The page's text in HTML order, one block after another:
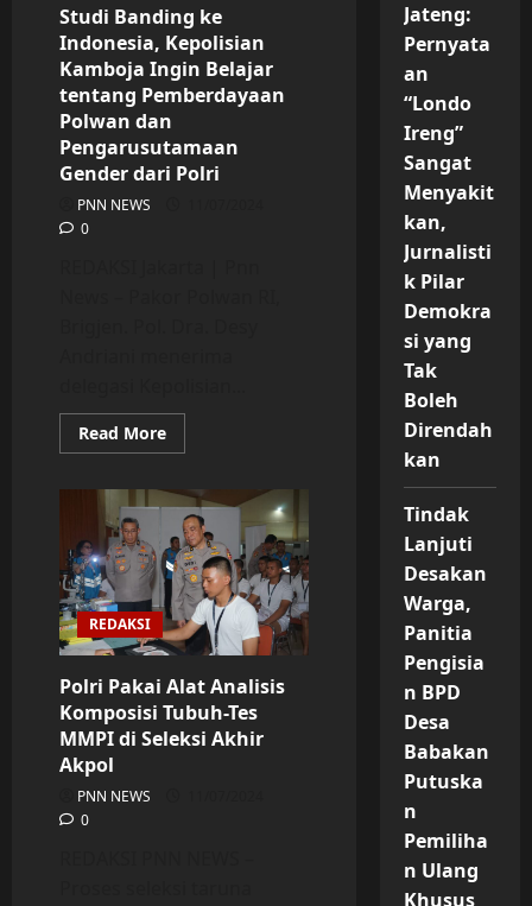
Studi Banding ke
Indonesia, Kepolisian
Kamboja Ingin Belajar
tentang Pemberdayaan
Polwan dan
Pengarusutamaan
Gender dari Polri
PNN NEWS
0
Read MoreRead
more
Banding
ke
Indonesia,
Kepolisian
Kamboja
Ingin
Belajar
tentang
Pemberdayaan
Polwan
Pengarusutamaan
Gender
dari
Polri
REDAKSI
Polri Pakai Alat Analisis
Komposisi Tubuh-Tes
MMPI di Seleksi Akhir
Akpol
PNN NEWS
0
Jateng:
Pernyata
an
“Londo
Ireng”
Sangat
Menyakit
kan,
Jurnalisti
k Pilar
Demokra
si yang
Tak
Boleh
Direndah
kan
Tindak
Lanjuti
Desakan
Warga,
Panitia
Pengisia
n BPD
Desa
Babakan
Putuska
n
Pemiliha
n Ulang
Khusus